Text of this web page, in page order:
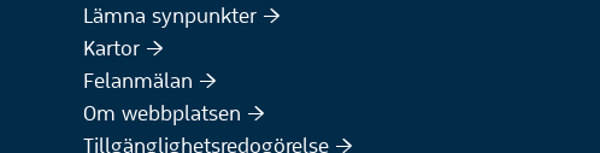
Lämna synpunkter :höger:(Extern webbplats)
Kartor :höger:(Extern webbplats)
Felanmälan :höger:(Extern webbplats)
Om webbplatsen :höger:
Tillgänglighetsredogörelse :höger: